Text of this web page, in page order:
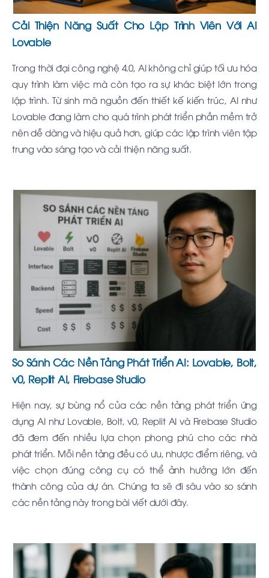
Cải Thiện Năng Suất Cho Lập Trình Viên Với AI
Lovable
Trong thời đại công nghệ 4.0, AI không chỉ giúp tối ưu hóa
quy trình làm việc mà còn tạo ra sự khác biệt lớn trong
lập trình. Từ sinh mã nguồn đến thiết kế kiến trúc, AI như
Lovable đang làm cho quá trình phát triển phần mềm trở
nên dễ dàng và hiệu quả hơn, giúp các lập trình viên tập
trung vào sáng tạo và cải thiện năng suất.
So Sánh Các Nền Tảng Phát Triển AI: Lovable, Bolt,
v0, Replit AI, Firebase Studio
Hiện nay, sự bùng nổ của các nền tảng phát triển ứng
dụng AI như Lovable, Bolt, v0, Replit AI và Firebase Studio
đã đem đến nhiều lựa chọn phong phú cho các nhà
phát triển. Mỗi nền tảng đều có ưu, nhược điểm riêng, và
việc chọn đúng công cụ có thể ảnh hưởng lớn đến
thành công của dự án. Chúng ta sẽ đi sâu vào so sánh
các nền tảng này trong bài viết dưới đây.